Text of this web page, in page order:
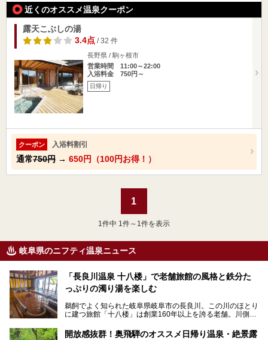
近くのオススメ温泉クーポン
露天こぶしの湯
3.4点/ 32 件
長野県 / 駒ヶ根市
営業時間 11:00～22:00
入浴料金 750円～
日帰り
クーポン 入浴料割引
通常750円 → 650円（100円お得！）
1
1 件中 1件～1件を表示
岐阜県のニフティ温泉ニュース
「長良川温泉 十八楼」で老舗旅館の風格と鉄分た
っぷりの濁り湯を楽しむ
鵜飼でよく知られた岐阜県岐阜市の長良川。この川のほとり
に建つ旅館「十八楼」は創業160年以上を誇る老舗。川側の
濁り湯で、地産地消にこだわった食事も定評があります。
開放感抜群！奥飛騨のオススメ日帰り温泉・絶景露